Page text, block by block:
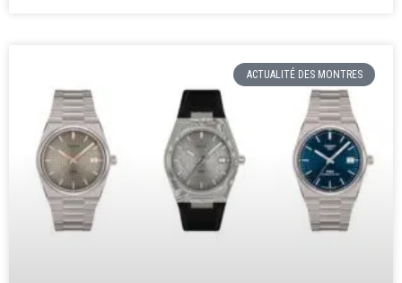
ACTUALITÉ DES MONTRES